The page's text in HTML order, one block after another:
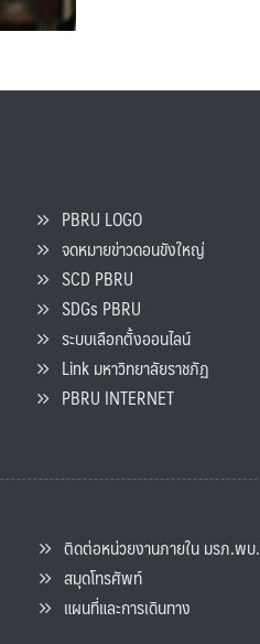
PBRU LOGO
จดหมายข่าวดอนขังใหญ่
SCD PBRU
SDGs PBRU
ระบบเลือกตั้งออนไลน์
Link มหาวิทยาลัยราชภัฏ
PBRU INTERNET
ติดต่อหน่วยงานภายใน มรภ.พบ.
สมุดโทรศัพท์
แผนที่และการเดินทาง